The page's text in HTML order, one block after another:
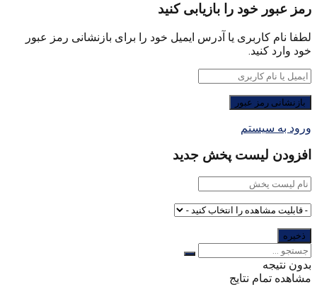
رمز عبور خود را بازیابی کنید
لطفا نام کاربری یا آدرس ایمیل خود را برای بازنشانی رمز عبور
خود وارد کنید.
ورود به سیستم
افزودن لیست پخش جدید
بدون نتیجه
مشاهده تمام نتایج